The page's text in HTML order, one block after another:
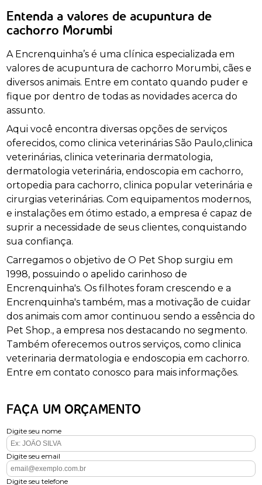
Entenda a valores de acupuntura de
cachorro Morumbi
A Encrenquinha’s é uma clínica especializada em
valores de acupuntura de cachorro Morumbi, cães e
diversos animais. Entre em contato quando puder e
fique por dentro de todas as novidades acerca do
assunto.
Aqui você encontra diversas opções de serviços
oferecidos, como clinica veterinárias São Paulo,clinica
veterinárias, clinica veterinaria dermatologia,
dermatologia veterinária, endoscopia em cachorro,
ortopedia para cachorro, clinica popular veterinária e
cirurgias veterinárias. Com equipamentos modernos,
e instalações em ótimo estado, a empresa é capaz de
suprir a necessidade de seus clientes, conquistando
sua confiança.
Carregamos o objetivo de O Pet Shop surgiu em
1998, possuindo o apelido carinhoso de
Encrenquinha's. Os filhotes foram crescendo e a
Encrenquinha's também, mas a motivação de cuidar
dos animais com amor continuou sendo a essência do
Pet Shop., a empresa nos destacando no segmento.
Também oferecemos outros serviços, como clinica
veterinaria dermatologia e endoscopia em cachorro.
Entre em contato conosco para mais informações.
FAÇA UM ORÇAMENTO
Digite seu nome
Digite seu email
Digite seu telefone